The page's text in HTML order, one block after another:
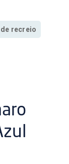
de recreio